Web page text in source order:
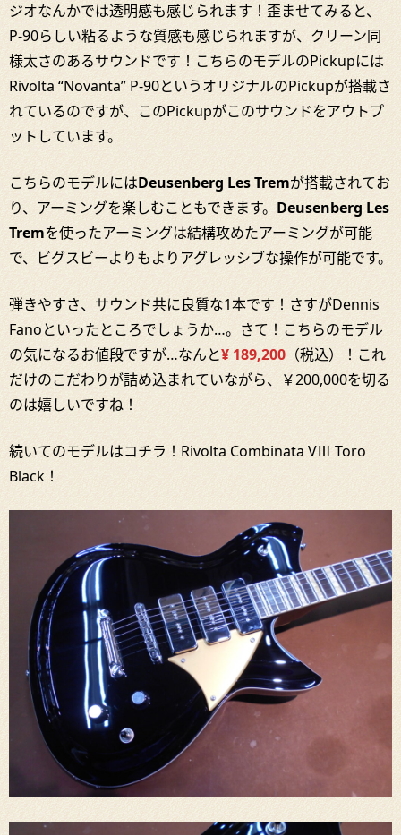
ジオなんかでは透明感も感じられます！歪ませてみると、
P-90らしい粘るような質感も感じられますが、クリーン同
様太さのあるサウンドです！こちらのモデルのPickupには​
Rivolta “Novanta” P-90というオリジナルのPickupが搭載さ
れているのですが、このPickupがこのサウンドをアウトプ
ットしています。
こちらのモデルにはDeusenberg Les Tremが搭載されてお
り、アーミングを楽しむこともできます。 Deusenberg Les
Tremを使ったアーミングは結構攻めたアーミングが可能
で、ビグスビーよりもよりアグレッシブな操作が可能です。
弾きやすさ、サウンド共に良質な1本です！さすがDennis
Fanoといったところでしょうか…。さて！こちらのモデル
の気になるお値段ですが…なんと¥ 189,200 （税込）！これ
だけのこだわりが詰め込まれていながら、￥200,000を切る
のは嬉しいですね！
続いてのモデルはコチラ！Rivolta Combinata VⅢ Toro
Black！